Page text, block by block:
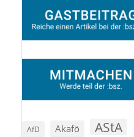
AfD Akafö AStA